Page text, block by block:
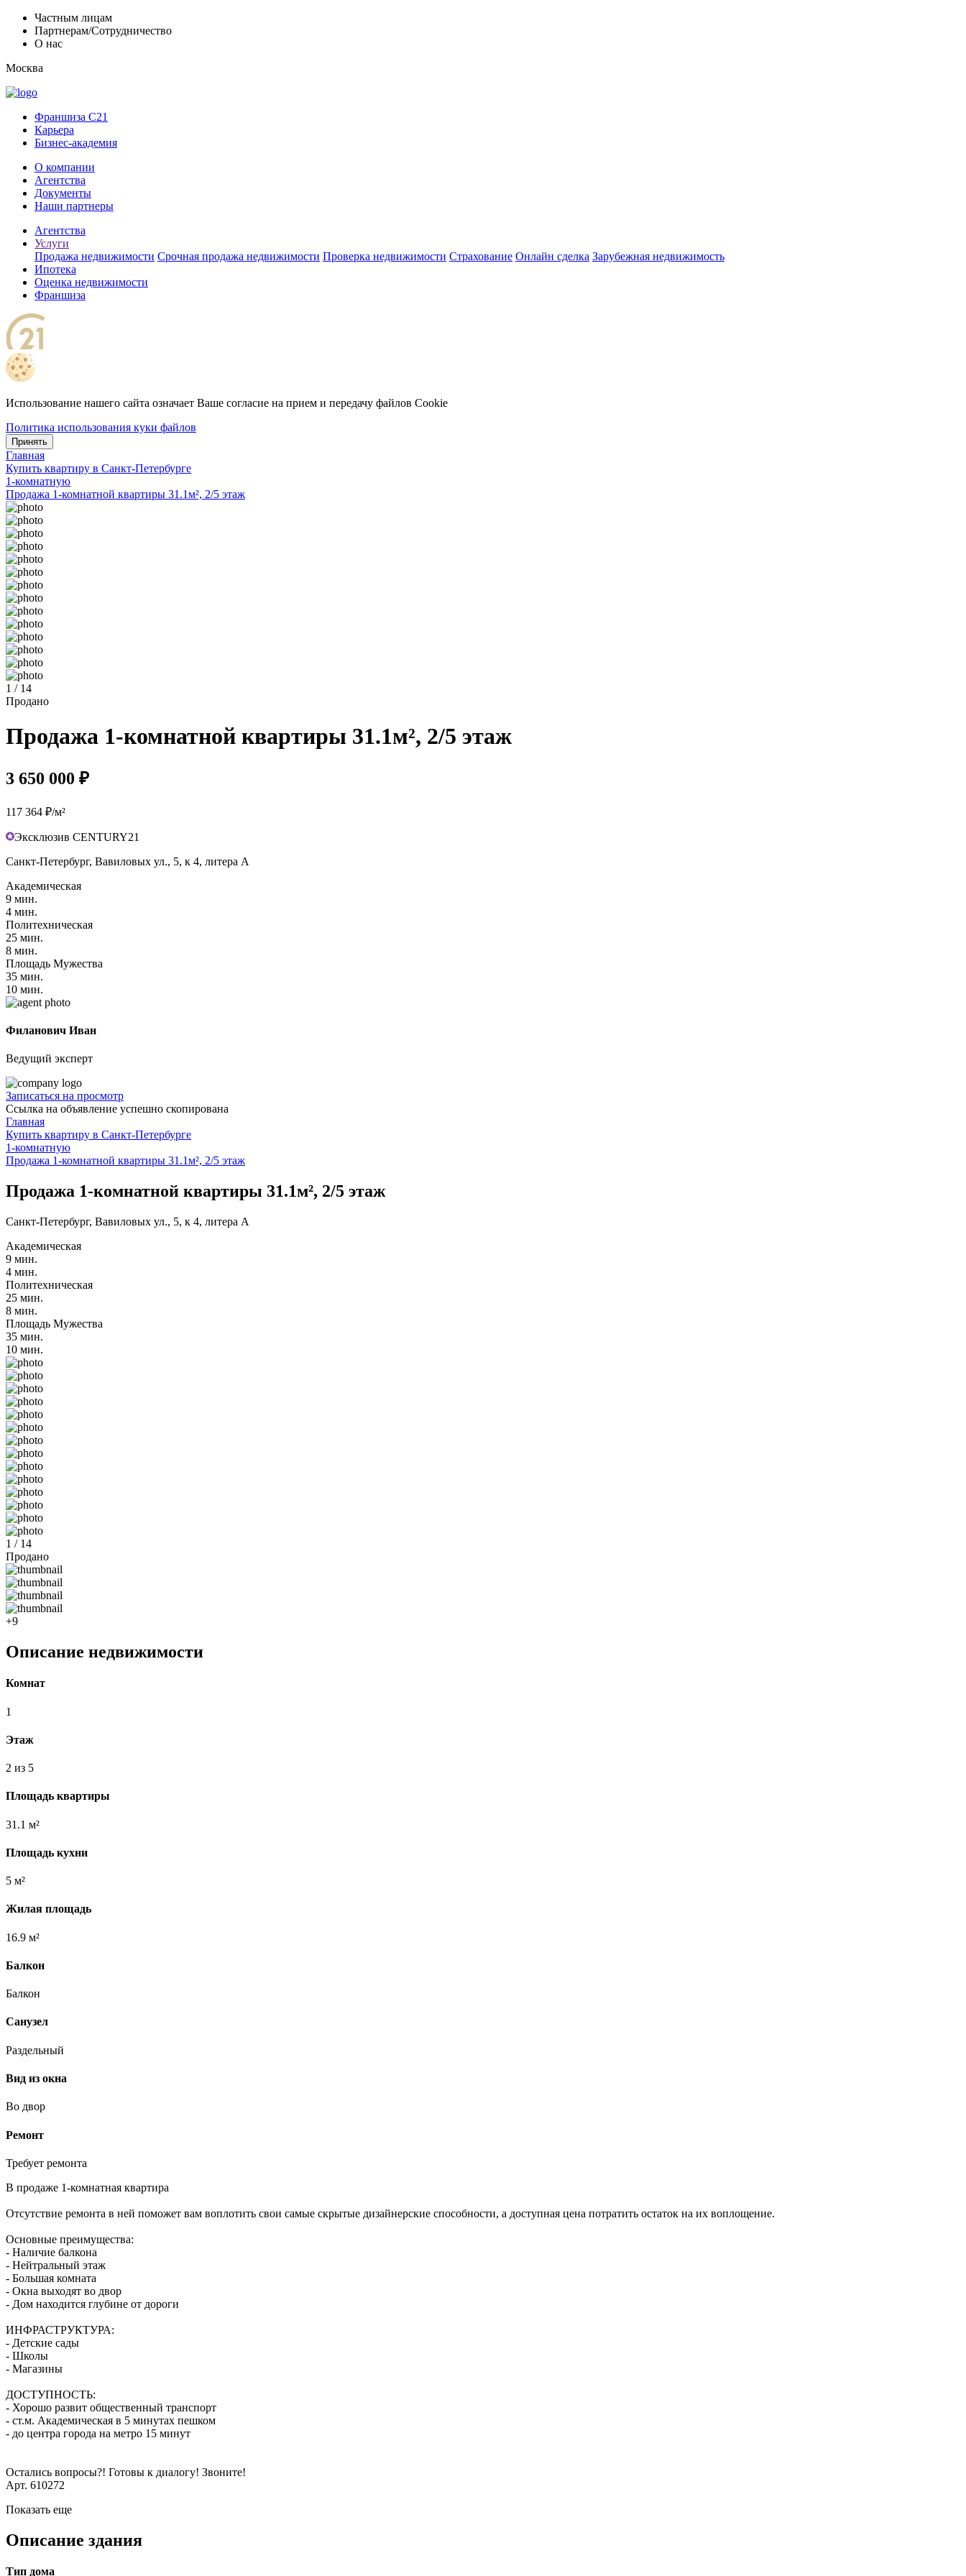
Частным лицам
Партнерам/Сотрудничество
О нас
Москва
Франшиза C21
Карьера
Бизнес-академия
О компании
Агентства
Документы
Наши партнеры
Агентства
Услуги
Продажа недвижимости Срочная продажа недвижимости Проверка недвижимости Страхование Онлайн сделка Зарубежная недвижимость
Ипотека
Оценка недвижимости
Франшиза
Использование нашего сайта означает Ваше согласие на прием и передачу файлов Cookie
Политика использования куки файлов
Принять
Главная
Купить квартиру в Санкт-Петербурге
1-комнатную
Продажа 1-комнатной квартиры 31.1м², 2/5 этаж
1 / 14
Продано
Продажа 1-комнатной квартиры 31.1м², 2/5 этаж
3 650 000 ₽
117 364 ₽/м²
Эксклюзив CENTURY21
Санкт-Петербург, Вавиловых ул., 5, к 4, литера А
Академическая
9 мин.
4 мин.
Политехническая
25 мин.
8 мин.
Площадь Мужества
35 мин.
10 мин.
Филанович Иван
Ведущий эксперт
Записаться на просмотр
Ссылка на объявление успешно скопирована
Главная
Купить квартиру в Санкт-Петербурге
1-комнатную
Продажа 1-комнатной квартиры 31.1м², 2/5 этаж
Продажа 1-комнатной квартиры 31.1м², 2/5 этаж
Санкт-Петербург, Вавиловых ул., 5, к 4, литера А
Академическая
9 мин.
4 мин.
Политехническая
25 мин.
8 мин.
Площадь Мужества
35 мин.
10 мин.
1 / 14
Продано
+9
Описание недвижимости
Комнат
1
Этаж
2 из 5
Площадь квартиры
31.1 м²
Площадь кухни
5 м²
Жилая площадь
16.9 м²
Балкон
Балкон
Санузел
Раздельный
Вид из окна
Во двор
Ремонт
Требует ремонта
В продаже 1-комнатная квартира
Отсутствие ремонта в ней поможет вам воплотить свои самые скрытые дизайнерские способности, а доступная цена потратить остаток на их воплощение.
Основные преимущества:
- Наличие балкона
- Нейтральный этаж
- Большая комната
- Окна выходят во двор
- Дом находится глубине от дороги
ИНФРАСТРУКТУРА:
- Детские сады
- Школы
- Магазины
ДОСТУПНОСТЬ:
- Хорошо развит общественный транспорт
- ст.м. Академическая в 5 минутах пешком
- до центра города на метро 15 минут
Остались вопросы?! Готовы к диалогу! Звоните!
Арт. 610272
Показать еще
Описание здания
Тип дома